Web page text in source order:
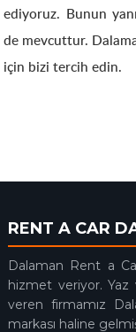
ediyoruz. Bunun
de mevcuttur.
için bizi tercih edin.
RENT A CAR
Dalaman Rent a
hizmet veriyor. Yaz
veren firmamız
markası haline